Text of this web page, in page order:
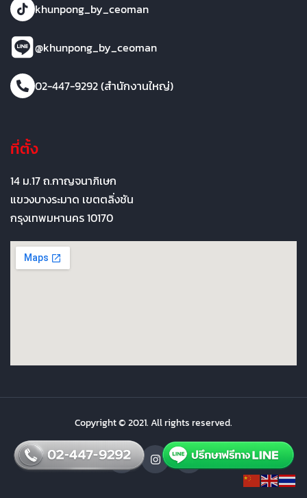
khunpong_by_ceoman
@khunpong_by_ceoman
02-447-9292 (สำนักงานใหญ่)
ที่ตั้ง
14 ม.17 ถ.กาญจนาภิเษก
แขวงบางระมาด เขตตลิ่งชัน
กรุงเทพมหานคร 10170
Copyright © 2021. All rights reserved.